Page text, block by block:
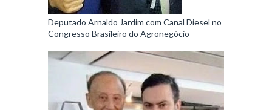
Deputado Arnaldo Jardim com Canal Diesel no
Congresso Brasileiro do Agronegócio